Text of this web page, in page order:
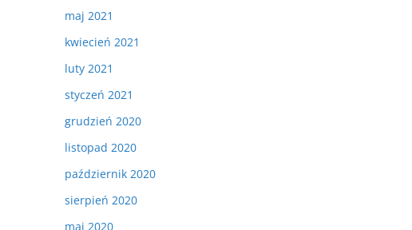
maj 2021
kwiecień 2021
luty 2021
styczeń 2021
grudzień 2020
listopad 2020
październik 2020
sierpień 2020
maj 2020